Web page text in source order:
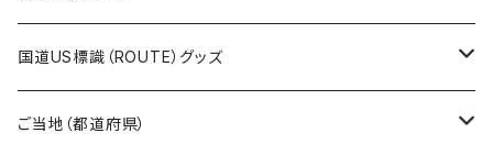
トートバッグ
千葉ロッテマリーンズコラボ
ホテルキーホルダー
トートバッグ
ホテルキーホルダー
ステッカー
国道0～99号線
Tシャツ
国道US標識（ROUTE）グッズ
ステッカー
ご当地（都道府県）